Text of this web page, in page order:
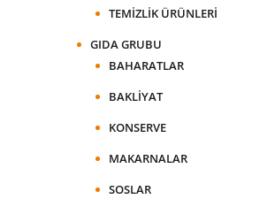
TEMIZLIK ÜRÜNLERI
GIDA GRUBU
BAHARATLAR
BAKLIYAT
KONSERVE
MAKARNALAR
SOSLAR